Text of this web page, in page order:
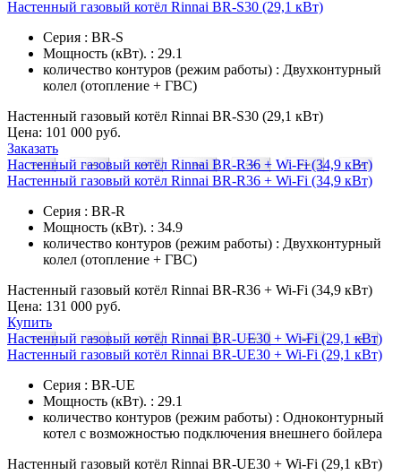
Настенный газовый котёл Rinnai BR-S30 (29,1 кВт)
Серия : BR-S
Мощность (кВт). : 29.1
количество контуров (режим работы) : Двухконтурный
колел (отопление + ГВС)
Настенный газовый котёл Rinnai BR-S30 (29,1 кВт)
Цена: 101 000 руб.
Заказать
Настенный газовый котёл Rinnai BR-R36 + Wi-Fi (34,9 кВт)
Настенный газовый котёл Rinnai BR-R36 + Wi-Fi (34,9 кВт)
Серия : BR-R
Мощность (кВт). : 34.9
количество контуров (режим работы) : Двухконтурный
колел (отопление + ГВС)
Настенный газовый котёл Rinnai BR-R36 + Wi-Fi (34,9 кВт)
Цена: 131 000 руб.
Купить
Настенный газовый котёл Rinnai BR-UE30 + Wi-Fi (29,1 кВт)
Настенный газовый котёл Rinnai BR-UE30 + Wi-Fi (29,1 кВт)
Серия : BR-UE
Мощность (кВт). : 29.1
количество контуров (режим работы) : Одноконтурный
котел с возможностью подключения внешнего бойлера
Настенный газовый котёл Rinnai BR-UE30 + Wi-Fi (29,1 кВт)